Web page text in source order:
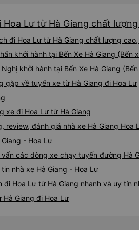
Lư từ Hà Giang chất
đi Hoa Lư từ Hà Giang chất lượng
khởi hành tại Bến Xe Hà Giang (Bến
khởi hành tại Bến Xe Hà Giang
gặp về tuyến xe từ Hà Giang đi Hoa Lư
xe đi Hoa Lư từ Hà Giang
review, đánh giá nhà xe Hà Giang Hoa
- Hoa Lư
các dòng xe chạy tuyến đường Hà
nhà xe Hà Giang - Hoa Lư
đi Hoa Lư từ Hà Giang nhanh và uy tín
Giang đi Hoa Lư